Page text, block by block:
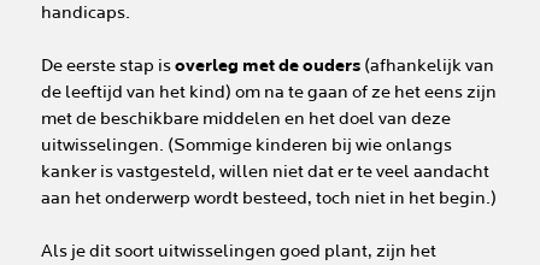
handicaps.
De eerste stap isoverleg met de ouders (afhankelijk van
de leeftijd van het kind) om na te gaan of ze het eens zijn
met de beschikbare middelen en het doel van deze
uitwisselingen. (Sommige kinderen bij wie onlangs
kanker is vastgesteld, willen niet dat er te veel aandacht
aan het onderwerp wordt besteed, toch niet in het begin.)
Als je dit soort uitwisselingen goed plant, zijn het